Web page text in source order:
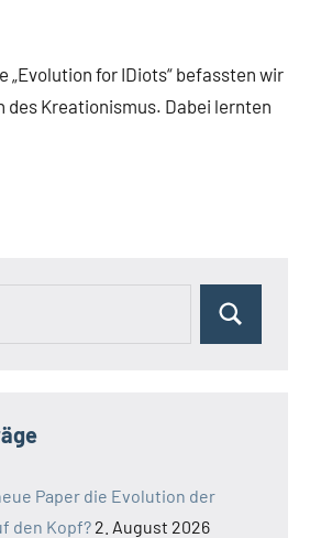
„Evolution for IDiots“ befassten wir
des Kreationismus. Dabei lernten
Suchen
Paper die Evolution der
den Kopf? 2. August 2026